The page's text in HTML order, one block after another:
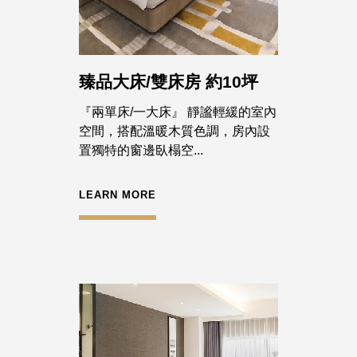
臻品大床/雙床房 約10坪
『兩單床/一大床』 靜謐輕緩的室內
空間，搭配溫暖木質色調，房內設
置獨特的窗邊臥榻空...
LEARN MORE